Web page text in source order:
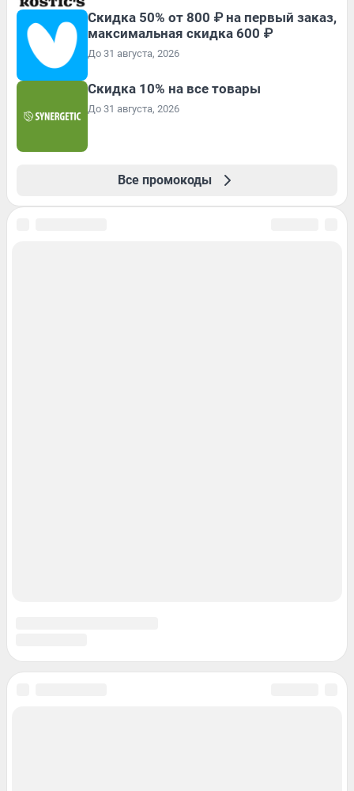
Скидка 50% от 800 ₽ на первый заказ,
максимальная скидка 600 ₽
До 31 августа, 2026
Скидка 10% на все товары
До 31 августа, 2026
Все промокоды